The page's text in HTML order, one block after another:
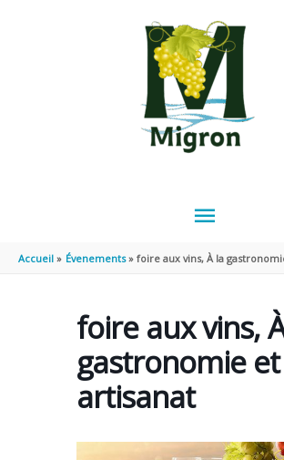
MENU
Accueil Évenements foire aux vins, À la
foire aux vins,
gastronomie et
artisanat